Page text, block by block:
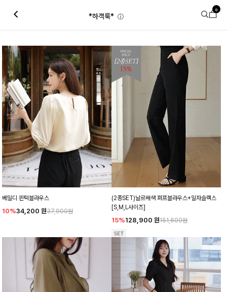
*하객룩* ⓘ
0
베일디 핀턱블라우스
10%34,200 원37,900원
(2종SET)날르배색 퍼프블라우스+일자슬랙스
[S,M,L사이즈]
15%128,900 원151,600원